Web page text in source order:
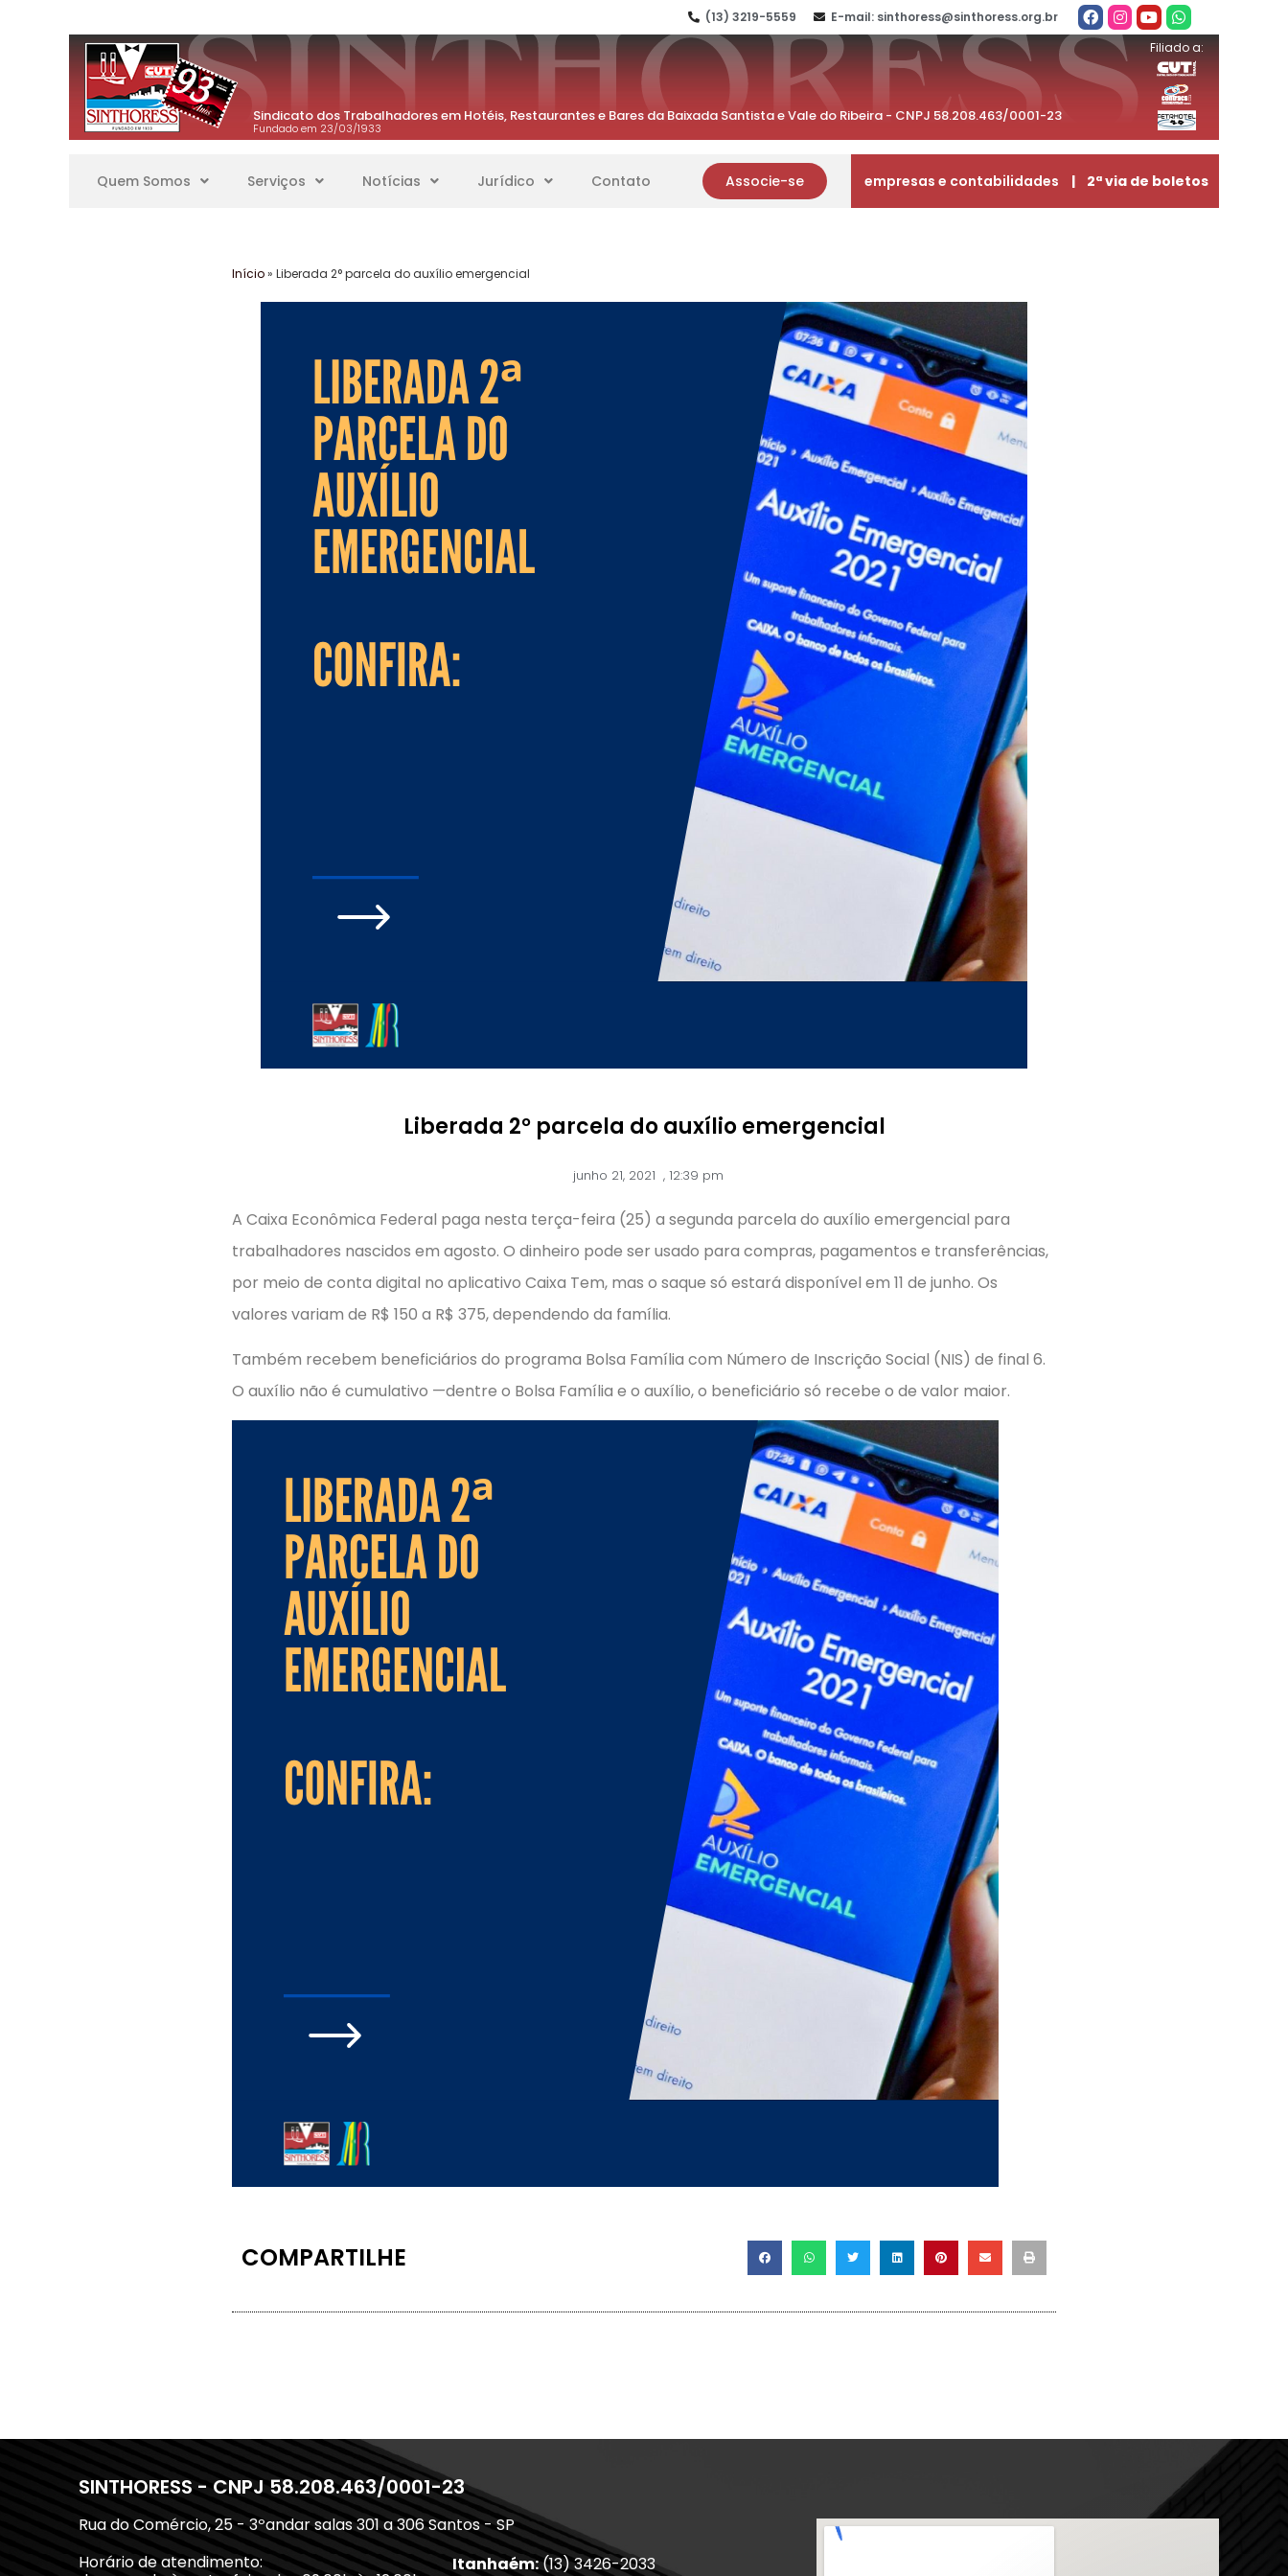
(13) 3219-5559 E-mail: sinthoress@sinthoress.org.br
Sindicato dos Trabalhadores em Hotéis, Restaurantes e Bares da Baixada Santista e Vale do Ribeira - CNPJ 58.208.463/0001-23
Fundado em 23/03/1933
Filiado a:
Quem Somos Serviços Notícias Jurídico Contato Associe-se empresas e contabilidades | 2ª via de boletos
Início» Liberada 2° parcela do auxílio emergencial
Liberada 2° parcela do auxílio emergencial
junho 21, 2021 ,12:39 pm
A Caixa Econômica Federal paga nesta terça-feira (25) a segunda parcela do auxílio emergencial para
trabalhadores nascidos em agosto. O dinheiro pode ser usado para compras, pagamentos e transferências,
por meio de conta digital no aplicativo Caixa Tem, mas o saque só estará disponível em 11 de junho. Os
valores variam de R$ 150 a R$ 375, dependendo da família.
Também recebem beneficiários do programa Bolsa Família com Número de Inscrição Social (NIS) de final 6.
O auxílio não é cumulativo —dentre o Bolsa Família e o auxílio, o beneficiário só recebe o de valor maior.
COMPARTILHE
SINTHORESS - CNPJ 58.208.463/0001-23
Rua do Comércio, 25 - 3ºandar salas 301 a 306 Santos - SP
Horário de atendimento:
Itanhaém:(13) 3426-2033